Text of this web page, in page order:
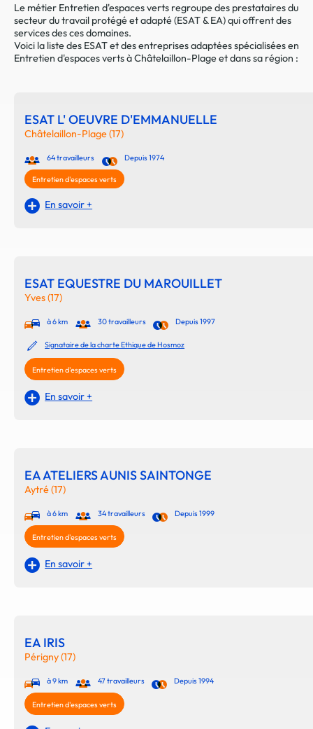
Le métier Entretien d'espaces verts regroupe des prestataires du
secteur du travail protégé et adapté (ESAT & EA) qui offrent des
services des ces domaines.
Voici la liste des ESAT et des entreprises adaptées spécialisées en
Entretien d'espaces verts à Châtelaillon-Plage et dans sa région :
ESAT L' OEUVRE D'EMMANUELLE
Châtelaillon-Plage (17)
64 travailleurs Depuis 1974
Entretien d'espaces verts
En savoir +
ESAT EQUESTRE DU MAROUILLET
Yves (17)
à 6 km 30 travailleurs Depuis 1997
Signataire de la charte Ethique de Hosmoz
Entretien d'espaces verts
En savoir +
EA ATELIERS AUNIS SAINTONGE
Aytré (17)
à 6 km 34 travailleurs Depuis 1999
Entretien d'espaces verts
En savoir +
EA IRIS
Périgny (17)
à 9 km 47 travailleurs Depuis 1994
Entretien d'espaces verts